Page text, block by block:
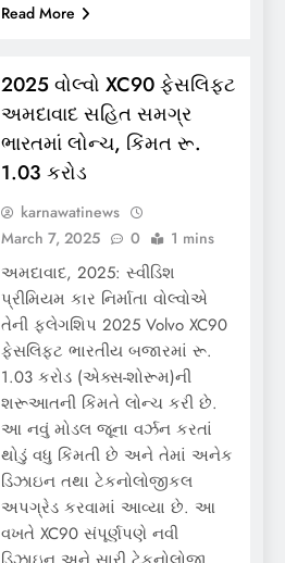
Read More
2025 વોલ્વો XC90 ફેસલિફ્ટ
અમદાવાદ સહિત સમગ્ર
ભારતમાં લોન્ચ, કિંમત રૂ.
1.03 કરોડ
karnawatinews
March 7, 2025
0 1 mins
અમદાવાદ, 2025: સ્વીડિશ
પ્રીમિયમ કાર નિર્માતા વોલ્વોએ
તેની ફ્લેગશિપ 2025 Volvo XC90
ફેસલિફ્ટ ભારતીય બજારમાં રૂ.
1.03 કરોડ (એક્સ-શોરૂમ)ની
શરૂઆતની કિંમતે લોન્ચ કરી છે.
આ નવું મોડલ જૂના વર્ઝન કરતાં
થોડું વધુ કિંમતી છે અને તેમાં અનેક
ડિઝાઇન તથા ટેકનોલોજીકલ
અપગ્રેડ કરવામાં આવ્યા છે. આ
વખતે XC90 સંપૂર્ણપણે નવી